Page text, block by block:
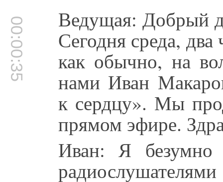
00:00:35 Ведущая: Добрый
Сегодня среда,
как обычно, на
нами Иван
к сердцу». Мы
прямом эфире.
Иван: Я безумно